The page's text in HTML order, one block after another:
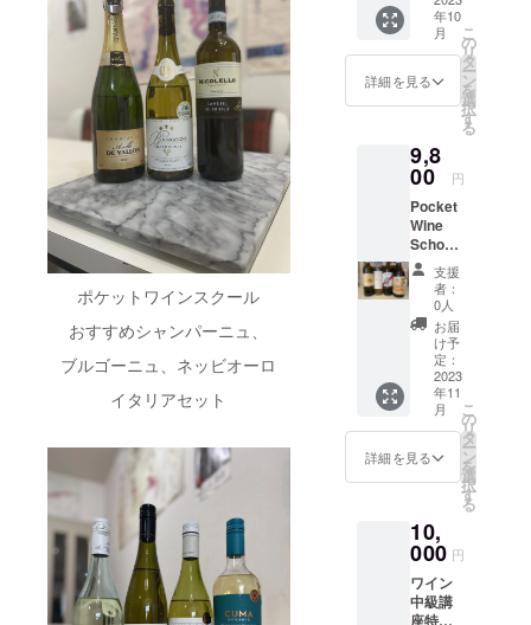
ポケットワインスクール
おすすめシャンパーニュ、
ブルゴーニュ、ネッビオーロ
イタリアセット
シャ
トー・
バラン
を手掛
ける
ニュ
ヴァン
の真髄
が実感
できる
ワイン
です。
特定商
取引法
及び酒
税法に
基づく
表示特
定商取
引に関
する法
律」に
基づき
以下に
たしま
す。
https://
pocket-
wine-
school.
家。以
降300余
年に渡
のテロ
ワール
は親か
ら子へ
と伝え
られて
いきま
す。 特
定商取
引法及
び酒税
法に基
づく表
示特定
商取引
に関す
る法
基づき
以下に
たしま
す。
https://
pocket-
wine-
school.
の樽(新
樽、1年
使用
樽、2年
使用樽)
いま
す。
やカシ
スのよ
うなベ
リー系
果実、
新樽由
来のバ
ニラな
どのス
パイス
のエレ
ガント
マ。熟
した果
で、タ
ンニン
も滑ら
か。程
よいボ
て、実
際に楽
しめる
とても
実践的
な講座
す。 前
半1.5時
間はオ
リジナ
ル教本
と地図
帳を
使って
ワイン
の基本
知識を
学んで
いただ
きま
す。モ
ニター
を使っ
なども
映像で
確認し
なが
ら、
イン以
外の飲
料10種
類で
す。）
＊毎回
れるア
イテム
に絞
り、ま
た後半
の解答
解説で
はデ
キュス
タシオ
ンコメ
ントと
徹底的
に学ん
でいた
だけま
す。分
析コメ
ントを
行い、
出題さ
れる産
地、品
種、ア
（オン
ライン
の場
合）
・
使用す
ル：
ZOOM
・
使用
ツール
の動作
環境：
パソコ
ン、携
帯な
ど
（オフ
ライン
の場
合）
・
所 東
京都渋
谷区恵
比寿2-
6-16
Sat
たい方
ならど
なたで
できま
す。講
2023年
10月29
日に実
施する
ドイツ
ワイン
協会連
合会が
開催の
資格試
験対策
講座に
なりま
す。全2
回の講
座内容
では、
オリジ
ナルテ
を使
い、ワ
イン概
論・ワ
イン産
地さら
手掛け
るワイ
ン。
Lehma
nn
WinesE
VALLE
Y RIES
LING
PORTR
AIT
ピー
ター
レーマ
ン ワイ
ンズエ
デン
ヴァ
レー リ
ースリ
ング
レート
ピー
レーマ
ン・ワ
インズ
は、エ
デン・
ヴァ
ルの華
やかさ
をお楽
ださ
い。
イク
リッ
ド・ヒ
ル）ワ
イナ
リー
は、
ニュー
ジーラ
ンドと
オース
トラリ
アに畑
を持
つ、大
手で、
ホーク
するワ
イナ
リー。
ピノノ
ワール
Gavi
Aziend
Agricol
a
Sarotto
ﾛﾍﾞﾙﾄ ｻ
ﾛｯﾄ緑を
レモン
イエ
ロー。
青リン
ゴやグ
レープ
フルー
ツのよ
うなア
ロマ
で、フ
レッ
だけで
なく、
品種特
有の香
りとキ
リッと
した酸
リース
リン
グ、ト
ロンテ
みいた
だけま
す。 1,
Kono
Marlbor
ough
Sauvig
non
Blanc
2022
マー
ルボロ
ソー
ヴィニ
ヨン・
ブラン
華やか
の草を
思わせ
レッ
シュで
セット
ワイン
のティ
スティ
ングの
勉強に
新世界
のわか
りやす
い味わ
いの
セット
です。
ピノノ
ワー
ル、シ
ラー
ズ、カ
ベルネ
ソー
ヴィニ
ヨンを
わかり
だける
セット
です。
1White
cliff
年10
月
詳細を見る
こ
の
リ
タ
ー
ン
を
選
択
す
る
9,8
00 円
Pocket
Wine
School
初級講
座イタ
リアワ
イン
セット
ポケッ
トワイ
ンス
クール
の初級
講座の
イタリ
アワイ
楽しみ
いただ
ける
セット
です。
支援
者：
0人
お届
け予
定：
2023
年11
月
詳細を見る
こ
の
リ
タ
ー
ン
を
選
択
す
る
10,
000 円
ワイン
中級講
座特別